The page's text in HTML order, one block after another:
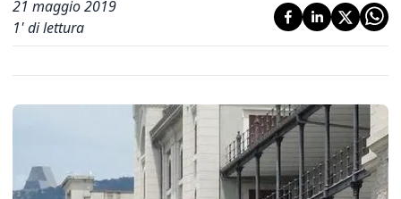
21 maggio 2019
1' di lettura